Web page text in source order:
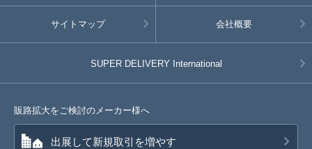
サイトマップ 会社概要
SUPER DELIVERY International
販路拡大をご検討のメーカー様へ
出展して新規取引を増やす